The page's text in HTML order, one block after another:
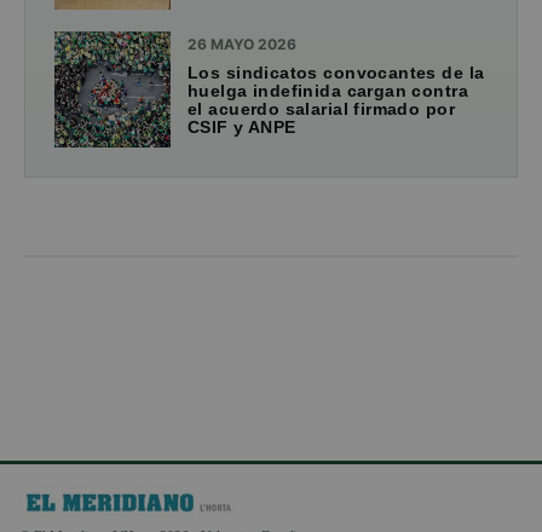
26 MAYO 2026
Los sindicatos convocantes de la
huelga indefinida cargan contra
el acuerdo salarial firmado por
CSIF y ANPE